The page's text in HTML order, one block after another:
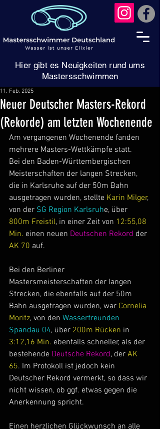
Hier gibt es Neuigkeiten rund ums
Mastersschwimmen
Neuer Deutscher Masters-Rekord
(Rekorde) am letzten Wochenende
11. Feb. 2025
Am vergangenen Wochenende fanden
mehrere Masters-Wettkämpfe statt.
Bei den Baden-Württembergischen
Meisterschaften der langen Strecken,
die in Karlsruhe auf der 50m Bahn
ausgetragen wurden, stellte Karin Milger,
von der SG Region Karlsruhe, über
800m Freistil, in einer Zeit von 12:55,08
Min. einen neuen Deutschen Rekord der
AK 70 auf.
Bei den Berliner
Mastersmeisterschaften der langen
Strecken, die ebenfalls auf der 50m
Bahn ausgetragen wurden, war Cornelia
Moritz, von den Wasserfreunden
Spandau 04, über 200m Rücken in
3:12,16 Min. ebenfalls schneller, als der
bestehende Deutsche Rekord, der AK
65. Im Protokoll ist jedoch kein
Deutscher Rekord vermerkt, so dass wir
nicht wissen, ob ggf. etwas gegen die
Anerkennung spricht.
Einen herzlichen Glückwunsch an alle